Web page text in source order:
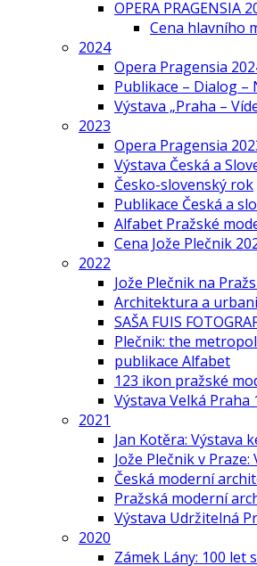
OPERA PRAGENSIA
Cena hlavního
2024
Opera Pragensia
Publikace – Dialog –
Výstava „Praha –
2023
Opera Pragensia
Výstava Česká a
Česko-slovenský rok
Publikace Česká a
Alfabet Pražské
Cena Jože Plečnik
2022
Jože Plečnik na
Architektura a
SAŠA FUIS
Plečnik: the
publikace Alfabet
123 ikon pražské
Výstava Velká Praha
2021
Jan Kotěra: Výstava
Jože Plečnik v
Česká moderní
Pražská moderní
Výstava Udržitelná
2020
Zámek Lány: 100 let